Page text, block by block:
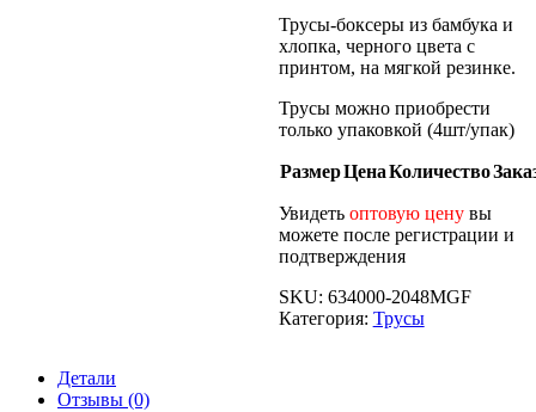
Трусы-боксеры из бамбука и
хлопка, черного цвета с
принтом, на мягкой резинке.
Трусы можно приобрести
только упаковкой (4шт/упак)
РазмерЦенаКоличество
Увидеть оптовую ценувы
можете после регистрации и
подтверждения
SKU: 634000-2048MGF
Категория: Трусы
Детали
Отзывы (0)